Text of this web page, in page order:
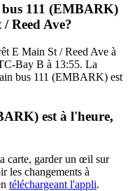
111 (EMBARK)
Reed Ave?
E Main St / Reed Ave à
Bay B à 13:55. La
bus 111 (EMBARK) est
est à l'heure,
carte, garder un œil sur
les changements à
téléchargeant l'appli.